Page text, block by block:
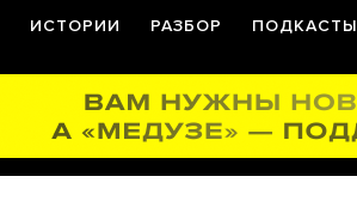
ИСТОРИИ РАЗБОР ПОДКАСТЫ